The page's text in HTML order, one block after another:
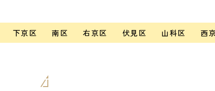
下京区 南区 右京区 伏見区 山科区 西